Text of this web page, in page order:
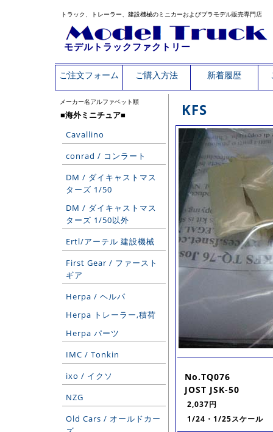
トラック、トレーラー、建設機械のミニカーおよびプラモデル販売専門店
モデルトラックファクトリー
ご注文フォーム ご購入方法 新着履歴
メーカー名アルファベット順
■海外ミニチュア■
Cavallino
conrad / コンラート
DM / ダイキャストマス
ターズ 1/50
DM / ダイキャストマス
ターズ 1/50以外
Ertl/アーテル 建設機械
First Gear / ファースト
ギア
Herpa / ヘルパ
Herpa トレーラー,積荷
Herpa パーツ
IMC / Tonkin
ixo / イクソ
NZG
Old Cars / オールドカー
KFS
No.TQ076
JOST JSK-50
2,037円
1/24・1/25スケール